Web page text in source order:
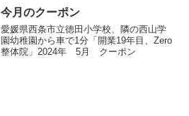
今月のクーポン
愛媛県西条市立徳田小学校、隣の西山学
園幼稚園から車で1分「開業19年目、Zero
整体院」2024年 5月 クーポン